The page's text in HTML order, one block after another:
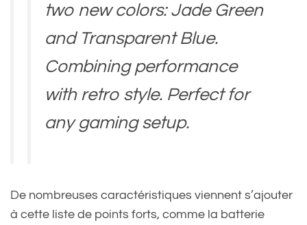
two new colors: Jade Green
and Transparent Blue.
Combining performance
with retro style. Perfect for
any gaming setup.
https://t.co/LeoXiNIpEz
De nombreuses caractéristiques viennent s’ajouter
à cette liste de points forts, comme la batterie